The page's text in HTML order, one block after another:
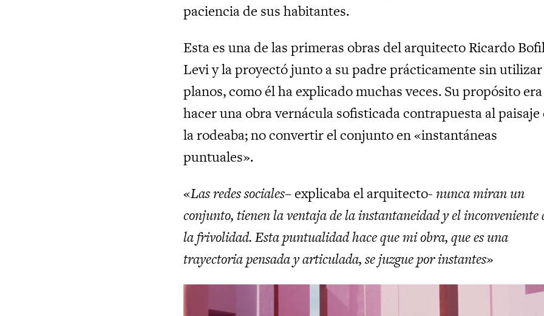
paciencia de sus habitantes.
Esta es una de las primeras obras del arquitecto Ricardo
Levi y la proyectó junto a su padre prácticamente sin utilizar
planos, como él ha explicado muchas veces. Su propósito era
hacer una obra vernácula sofisticada contrapuesta al paisaje
la rodeaba; no convertir el conjunto en «instantáneas
puntuales».
«Las redes sociales– explicaba el arquitecto-nunca miran un
conjunto, tienen la ventaja de la instantaneidad y el inconveniente
la frivolidad. Esta puntualidad hace que mi obra, que es una
trayectoria pensada y articulada, se juzgue por instantes»